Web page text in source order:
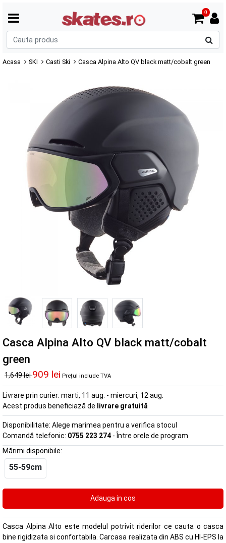
0
Acasa SKI Casti Ski Casca Alpina Alto QV black matt/cobalt green
Casca Alpina Alto QV black matt/cobalt
green
1,649 lei909 lei Prețul include TVA
Livrare prin curier: marti, 11 aug. - miercuri, 12 aug.
Acest produs beneficiază de livrare gratuită
Disponibilitate: Alege marimea pentru a verifica stocul
Comandă telefonic: 0755 223 274 - Între orele de program
Mărimi disponibile:
55-59cm
Casca Alpina Alto este modelul potrivit riderilor ce cauta o casca
bine rigidizata si confortabila. Carcasa realizata din ABS cu HI-EPS la